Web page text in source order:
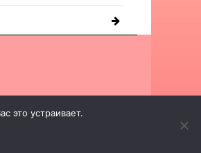
это устраивает.